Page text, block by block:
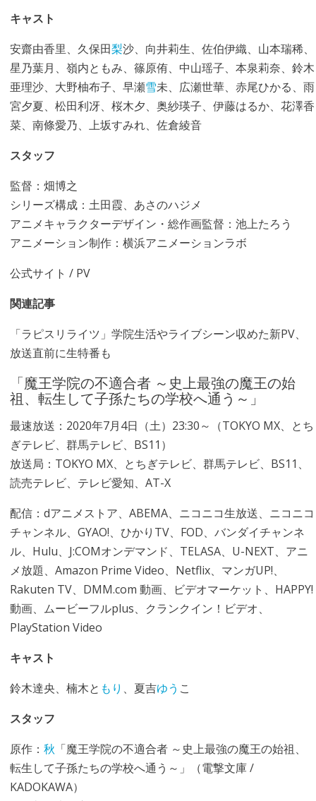
キャスト
安齋由香里、久保田梨沙、向井莉生、佐伯伊織、山本瑞稀、
星乃葉月、嶺内ともみ、篠原侑、中山瑶子、本泉莉奈、鈴木
亜理沙、大野柚布子、早瀬雪未、広瀬世華、赤尾ひかる、雨
宮夕夏、松田利冴、桜木夕、奥紗瑛子、伊藤はるか、花澤香
菜、南條愛乃、上坂すみれ、佐倉綾音
スタッフ
監督：畑博之
シリーズ構成：土田霞、あさのハジメ
アニメキャラクターデザイン・総作画監督：池上たろう
アニメーション制作：横浜アニメーションラボ
公式サイト / PV
関連記事
「ラピスリライツ」学院生活やライブシーン収めた新PV、
放送直前に生特番も
「魔王学院の不適合者 ～史上最強の魔王の始
祖、転生して子孫たちの学校へ通う～」
最速放送：2020年7月4日（土）23:30～（TOKYO MX、とち
ぎテレビ、群馬テレビ、BS11）
放送局：TOKYO MX、とちぎテレビ、群馬テレビ、BS11、
読売テレビ、テレビ愛知、AT-X
配信：dアニメストア、ABEMA、ニコニコ生放送、ニコニコ
チャンネル、GYAO!、ひかりTV、FOD、バンダイチャンネ
ル、Hulu、J:COMオンデマンド、TELASA、U-NEXT、アニ
メ放題、Amazon Prime Video、Netflix、マンガUP!、
Rakuten TV、DMM.com 動画、ビデオマーケット、HAPPY!
動画、ムービーフルplus、クランクイン！ビデオ、
PlayStation Video
キャスト
鈴木達央、楠木と もり 、夏吉ゆう こ
スタッフ
原作： 秋 「魔王学院の不適合者 ～史上最強の魔王の始祖、
転生して子孫たちの学校へ通う～」（電撃文庫 /
KADOKAWA）